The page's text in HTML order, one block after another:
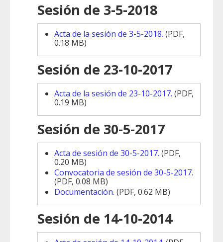
Sesión de 3-5-2018
Acta de la sesión de 3-5-2018. (PDF,
0.18 MB)
Sesión de 23-10-2017
Acta de la sesión de 23-10-2017. (PDF,
0.19 MB)
Sesión de 30-5-2017
Acta de sesión de 30-5-2017. (PDF,
0.20 MB)
Convocatoria de sesión de 30-5-2017.
(PDF, 0.08 MB)
Documentación. (PDF, 0.62 MB)
Sesión de 14-10-2014